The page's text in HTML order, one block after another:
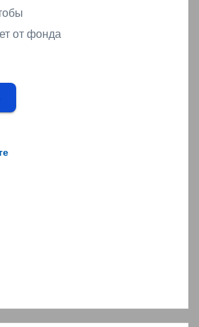
от фонда